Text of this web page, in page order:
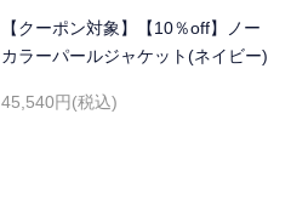
【クーポン対象】【10％off】ノー
カラーパールジャケット(ネイビー)
45,540円(税込)